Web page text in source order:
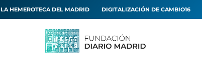
LA HEMEROTECA DEL MADRID DIGITALIZACIÓN DE CAMBIO16